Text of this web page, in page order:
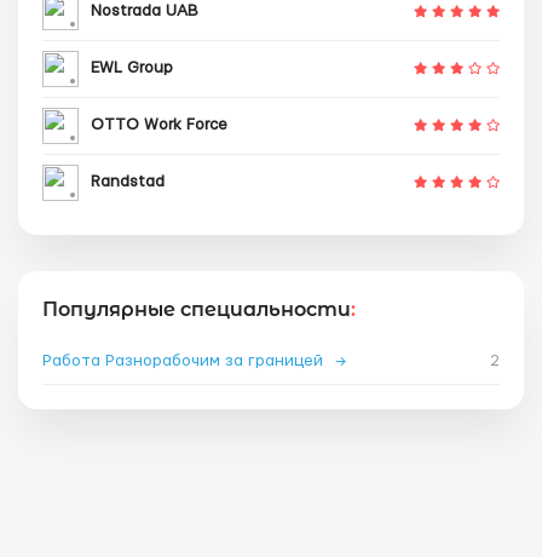
Nostrada UAB
EWL Group
OTTO Work Force
Randstad
Популярные специальности:
Работа Разнорабочим за границей → 2